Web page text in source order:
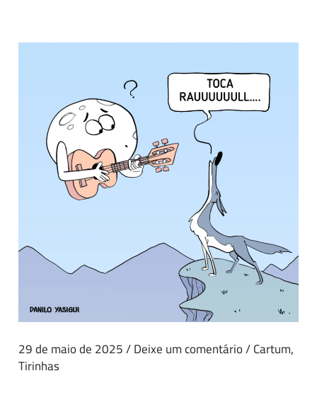
29 de maio de 2025/Deixe um comentário/Cartum,
Tirinhas